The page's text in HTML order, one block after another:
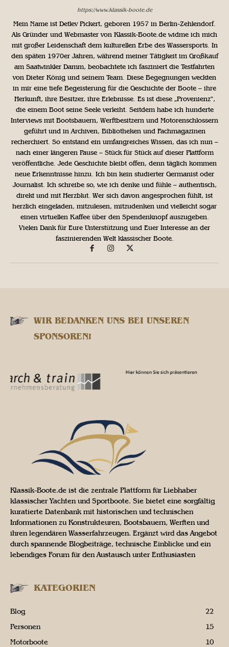
https://www.klassik-boote.de
Mein Name ist Detlev Pickert, geboren 1957 in Berlin-Zehlendorf.
Als Gründer und Webmaster von Klassik-Boote.de widme ich mich
mit großer Leidenschaft dem kulturellen Erbe des Wassersports. In
den späten 1970er Jahren, während meiner Tätigkeit im Großkauf
am Saatwinkler Damm, beobachtete ich fasziniert die Testfahrten
von Dieter König und seinem Team. Diese Begegnungen weckten
in mir eine tiefe Begeisterung für die Geschichte der Boote – ihre
Herkunft, ihre Besitzer, ihre Erlebnisse. Es ist diese „Provenienz“,
die einem Boot seine Seele verleiht. Seitdem habe ich hunderte
Interviews mit Bootsbauern, Werftbesitzern und Motorenschlossern
geführt und in Archiven, Bibliotheken und Fachmagazinen
recherchiert. So entstand ein umfangreiches Wissen, das ich nun –
nach einer längeren Pause – Stück für Stück auf dieser Plattform
veröffentliche. Jede Geschichte bleibt offen, denn täglich kommen
neue Erkenntnisse hinzu. Ich bin kein studierter Germanist oder
Journalist. Ich schreibe so, wie ich denke und fühle – authentisch,
direkt und mit Herzblut. Wer sich davon angesprochen fühlt, ist
herzlich eingeladen, mitzulesen, mitzudenken und vielleicht sogar
einen virtuellen Kaffee über den Spendenknopf auszugeben.
Vielen Dank für Eure Unterstützung und Euer Interesse an der
faszinierenden Welt klassischer Boote.
WIR BEDANKEN UNS BEI UNSEREN
SPONSOREN!
Klassik-Boote.de ist die zentrale Plattform für Liebhaber
klassischer Yachten und Sportboote. Sie bietet eine sorgfältig
kuratierte Datenbank mit historischen und technischen
Informationen zu Konstrukteuren, Bootsbauern, Werften und
ihren legendären Wasserfahrzeugen. Ergänzt wird das Angebot
durch spannende Blogbeiträge, technische Einblicke und ein
lebendiges Forum für den Austausch unter Enthusiasten
KATEGORIEN
Blog
22
Personen
15
Motorboote
10